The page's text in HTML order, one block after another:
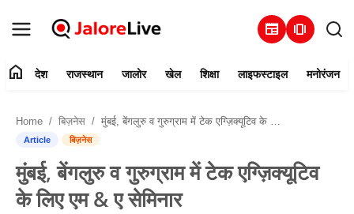
newspaper amp_stories
संपर्क करें
देश
home देश राजस्थान जालोर खेल शिक्षा लाइफस्टाइल मनोरंजन
Home बिज़नेस मुंबई, बेंगलुरु व गुरुग्राम में टेक एग्ज़िक्यूटिव के लिए एम & ए सेमिनार
Article बिज़नेस
मुंबई, बेंगलुरु व गुरुग्राम में टेक एग्ज़िक्यूटिव
के लिए एम & ए सेमिनार